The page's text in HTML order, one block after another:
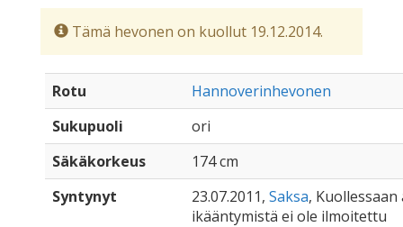
Tämä hevonen on kuollut 19.12.2014.
Rotu
Hannoverinhevonen
Sukupuoli
ori
Säkäkorkeus
174 cm
Syntynyt
23.07.2011, Saksa, Kuollessaan
ikääntymistä ei ole ilmoitettu